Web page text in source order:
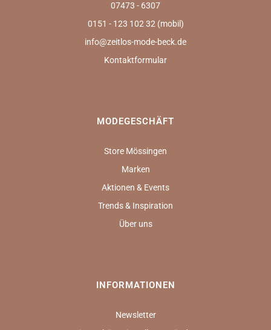
07473 - 6307
0151 - 123 102 32 (mobil)
info@zeitlos-mode-beck.de
Kontaktformular
MODEGESCHÄFT
Store Mössingen
Marken
Aktionen & Events
Trends & Inspiration
Über uns
INFORMATIONEN
Newsletter